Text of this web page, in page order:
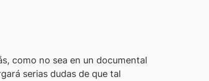
como no sea en un documental
serias dudas de que tal